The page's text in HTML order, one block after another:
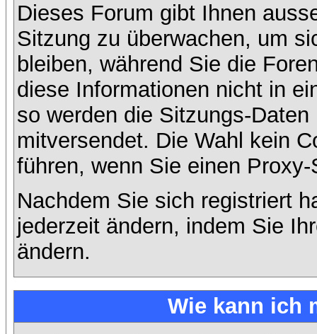
Dieses Forum gibt Ihnen
Sitzung zu überwachen, um
bleiben, während Sie die
diese Informationen nicht in
so werden die Sitzungs-
mitversendet. Die Wahl kein
führen, wenn Sie einen
Nachdem Sie sich registriert
jederzeit ändern, indem Sie
ändern.
Wie kann ich